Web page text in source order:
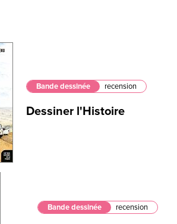
Bande dessinée recension
Dessiner l'Histoire
Bande dessinée recension